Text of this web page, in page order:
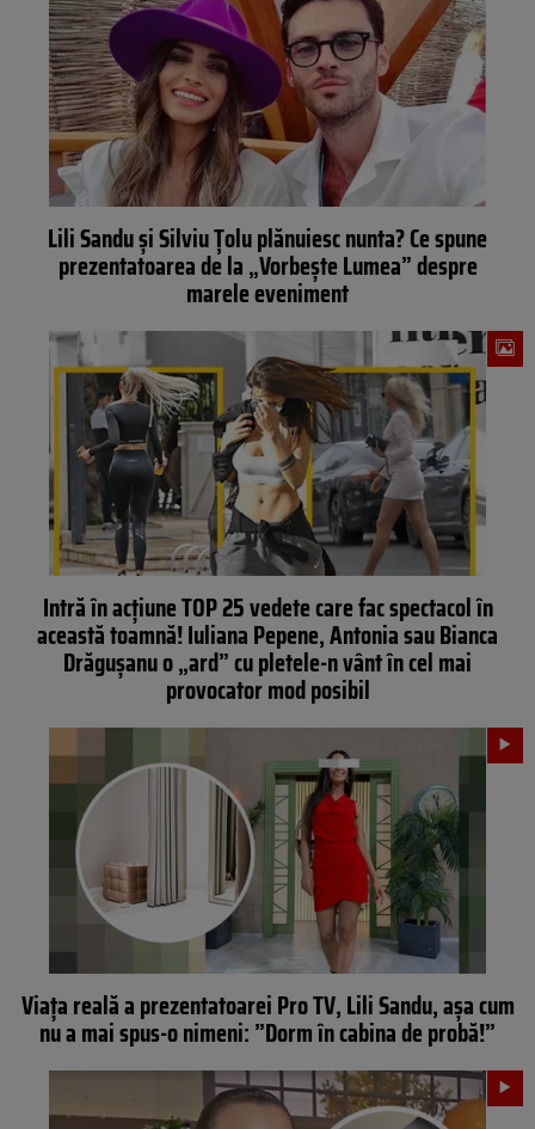
Lili Sandu și Silviu Țolu plănuiesc nunta? Ce spune
prezentatoarea de la „Vorbește Lumea” despre
marele eveniment
Intră în acţiune TOP 25 vedete care fac spectacol în
această toamnă! Iuliana Pepene, Antonia sau Bianca
Drăguşanu o „ard” cu pletele-n vânt în cel mai
provocator mod posibil
Viața reală a prezentatoarei Pro TV, Lili Sandu, așa cum
nu a mai spus-o nimeni: ”Dorm în cabina de probă!”